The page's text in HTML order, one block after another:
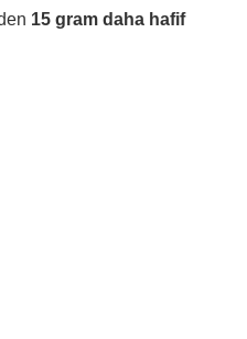
15 gram daha hafif